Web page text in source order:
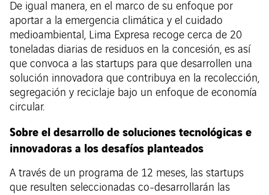
De igual manera, en el marco de su enfoque por
aportar a la emergencia climática y el cuidado
medioambiental, Lima Expresa recoge cerca de 20
toneladas diarias de residuos en la concesión, es así
que convoca a las startups para que desarrollen una
solución innovadora que contribuya en la recolección,
segregación y reciclaje bajo un enfoque de economía
circular.
Sobre el desarrollo de soluciones tecnológicas e
innovadoras a los desafíos planteados
A través de un programa de 12 meses, las startups
que resulten seleccionadas co-desarrollarán las